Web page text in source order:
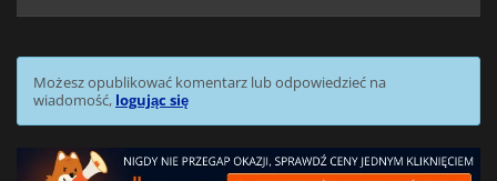
Możesz opublikować komentarz lub odpowiedzieć na
wiadomość, logując się